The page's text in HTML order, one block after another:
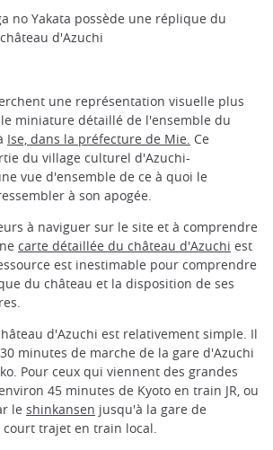
no Yakata possède une réplique du
d'Azuchi
une représentation visuelle plus
miniature détaillé de l'ensemble du
Ise, dans la préfecture de Mie. Ce
du village culturel d'Azuchi-
vue d'ensemble de ce à quoi le
à son apogée.
à naviguer sur le site et à comprendre
carte détaillée du château d'Azuchi est
est inestimable pour comprendre
du château et la disposition de ses
d'Azuchi est relativement simple. Il
minutes de marche de la gare d'Azuchi
Pour ceux qui viennent des grandes
45 minutes de Kyoto en train JR, ou
le shinkansen jusqu'à la gare de
trajet en train local.